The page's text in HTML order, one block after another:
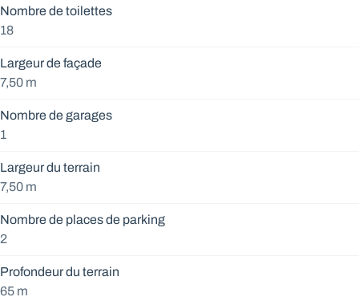
Nombre de toilettes
18
Largeur de façade
7,50 m
Nombre de garages
1
Largeur du terrain
7,50 m
Nombre de places de parking
2
Profondeur du terrain
65 m